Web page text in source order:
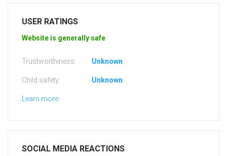
USER RATINGS
Website is generally safe
Trustworthiness: Unknown
Child safety: Unknown
Learn more
SOCIAL MEDIA REACTIONS